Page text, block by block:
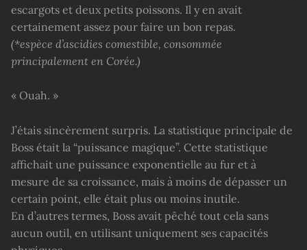
escargots et deux petits poissons. Il y en avait
certainement assez pour faire un bon repas.
(*espèce d’ascidies comestible, consommée
principalement en Corée.)
« Ouah. »
J’étais sincèrement surpris. La statistique principale de
Boss était la “puissance magique”. Cette statistique
affichait une puissance exponentielle au fur et à
mesure de sa croissance, mais à moins de dépasser un
certain point, elle était plus ou moins inutile.
En d’autres termes, Boss avait pêché tout cela sans
aucun outil, en utilisant uniquement ses capacités